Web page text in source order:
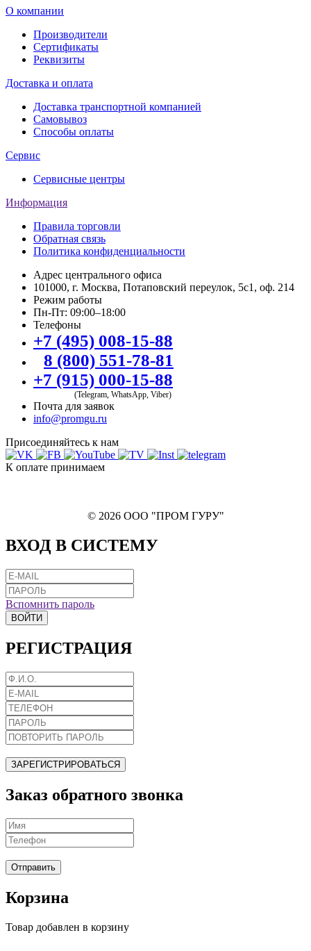
О компании
Производители
Сертификаты
Реквизиты
Доставка и оплата
Доставка транспортной компанией
Самовывоз
Способы оплаты
Сервис
Сервисные центры
Информация
Правила торговли
Обратная связь
Политика конфиденциальности
Адрес центрального офиса
101000, г. Москва, Потаповский переулок, 5с1, оф. 214
Режим работы
Пн-Пт: 09:00–18:00
Телефоны
+7 (495) 008-15-88
8 (800) 551-78-81
+7 (915) 000-15-88
(Telegram, WhatsApp, Viber)
Почта для заявок
info@promgu.ru
Присоединяйтесь к нам
К оплате принимаем
© 2026 ООО "ПРОМ ГУРУ"
ВХОД В СИСТЕМУ
Вспомнить пароль
ВОЙТИ
РЕГИСТРАЦИЯ
ЗАРЕГИСТРИРОВАТЬСЯ
Заказ обратного звонка
Отправить
Корзина
Товар добавлен в корзину